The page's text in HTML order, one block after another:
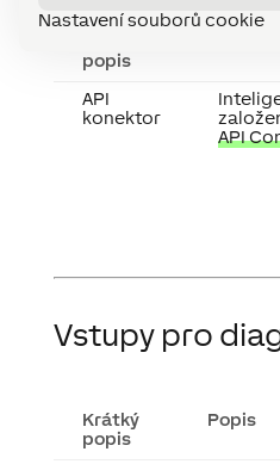
Nastavení souborů cookie
popis
API
konektor
API
Vstupy pro
Krátký
popis
Popis